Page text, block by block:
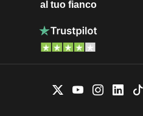
al tuo fianco